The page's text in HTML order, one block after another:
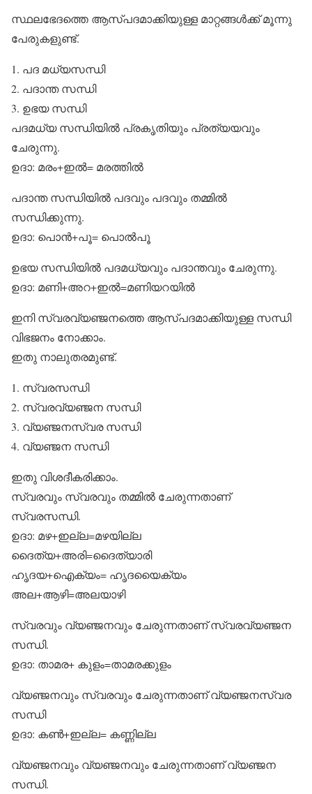
സ്ഥലഭേദത്തെ ആസ്പദമാക്കിയുള്ള മാറ്റങ്ങള്‍ക്ക് മൂന്നു
പേരുകളുണ്ട്.
1. പദ മധ്യസന്ധി
2. പദാന്ത സന്ധി
3. ഉഭയ സന്ധി
പദമധ്യ സന്ധിയില്‍ പ്രകൃതിയും പ്രത്യയവും
ചേരുന്നു.
ഉദാ: മരം+ഇല്‍= മരത്തില്‍
പദാന്ത സന്ധിയില്‍ പദവും പദവും തമ്മില്‍
സന്ധിക്കുന്നു.
ഉദാ: പൊന്‍+പൂ= പൊല്‍പൂ
ഉഭയ സന്ധിയില്‍ പദമധ്യവും പദാന്തവും ചേരുന്നു.
ഉദാ: മണി+അറ+ഇല്‍=മണിയറയില്‍
ഇനി സ്വരവ്യഞ്ജനത്തെ ആസ്പദമാക്കിയുള്ള സന്ധി
വിഭജനം നോക്കാം.
ഇതു നാലുതരമുണ്ട്.
1. സ്വരസന്ധി
2. സ്വരവ്യഞ്ജന സന്ധി
3. വ്യഞ്ജനസ്വര സന്ധി
4. വ്യഞ്ജന സന്ധി
ഇതു വിശദീകരിക്കാം.
സ്വരവും സ്വരവും തമ്മില്‍ ചേരുന്നതാണ്
സ്വരസന്ധി.
ഉദാ: മഴ+ഇല്ല=മഴയില്ല
ദൈത്യ+അരി=ദൈത്യാരി
ഹൃദയ+ഐക്യം= ഹൃദയൈക്യം
അല+ആഴി=അലയാഴി
സ്വരവും വ്യഞ്ജനവും ചേരുന്നതാണ് സ്വരവ്യഞ്ജന
സന്ധി.
ഉദാ: താമര+ കുളം=താമരക്കുളം
വ്യഞ്ജനവും സ്വരവും ചേരുന്നതാണ് വ്യഞ്ജനസ്വര
സന്ധി
ഉദാ: കണ്‍+ഇല്ല= കണ്ണില്ല
വ്യഞ്ജനവും വ്യഞ്ജനവും ചേരുന്നതാണ് വ്യഞ്ജന
സന്ധി.